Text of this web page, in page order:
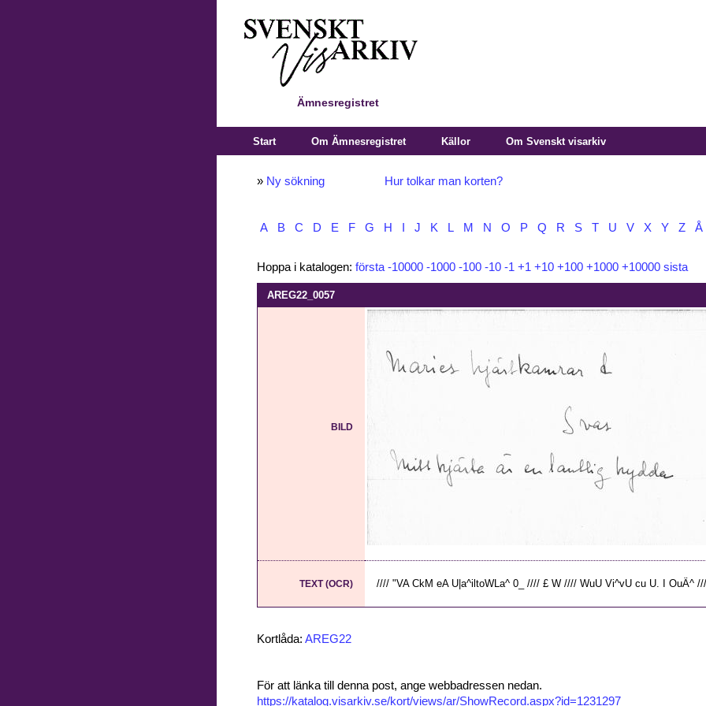
Ämnesregistret
Start Om Ämnesregistret Källor Om Svenskt visarkiv
» Ny sökning Hur tolkar man korten?
A B C D E F G H J K L M N O P Q R S T U V X Y Z Å
Hoppa i katalogen: första -10000 -1000 -100 -10 -1 +1 +10 +100 +1000 +10000 sista
AREG22_0057
BILD
TEXT (OCR) //// "VA CkM eA U|a^iltoWLa^ 0_ //// £ W //// WuU Vi^vU cu U. I OuÄ^
Kortlåda: AREG22
För att länka till denna post, ange webbadressen nedan.
https://katalog.visarkiv.se/kort/views/ar/ShowRecord.aspx?id=1231297